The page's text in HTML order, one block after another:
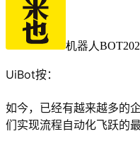
机器人BOT
UiBot按：
如今，已经有越来越多的
们实现流程自动化飞跃的